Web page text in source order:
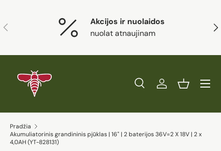
Ankstesnis
Akcijos ir nuolaidos
nuolat atnaujinam
Ieškoti
Prekės tipas
PaieškaPrisijungtiKrepšelis
Pradžia
Akumuliatorinis grandininis pjūklas | 16" | 2 baterijos 36V=2 X 18V | 2 x
4,0AH (YT-828131)